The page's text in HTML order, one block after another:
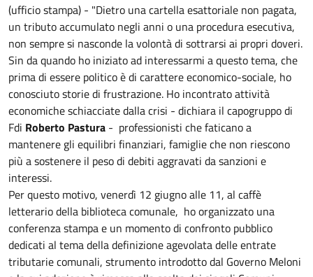
(ufficio stampa) - "Dietro una cartella esattoriale non pagata,
un tributo accumulato negli anni o una procedura esecutiva,
non sempre si nasconde la volontà di sottrarsi ai propri doveri.
Sin da quando ho iniziato ad interessarmi a questo tema, che
prima di essere politico è di carattere economico-sociale, ho
conosciuto storie di frustrazione. Ho incontrato attività
economiche schiacciate dalla crisi - dichiara il capogruppo di
Fdi Roberto Pastura - professionisti che faticano a
mantenere gli equilibri finanziari, famiglie che non riescono
più a sostenere il peso di debiti aggravati da sanzioni e
interessi.
Per questo motivo, venerdì 12 giugno alle 11, al caffè
letterario della biblioteca comunale, ho organizzato una
conferenza stampa e un momento di confronto pubblico
dedicati al tema della definizione agevolata delle entrate
tributarie comunali, strumento introdotto dal Governo Meloni